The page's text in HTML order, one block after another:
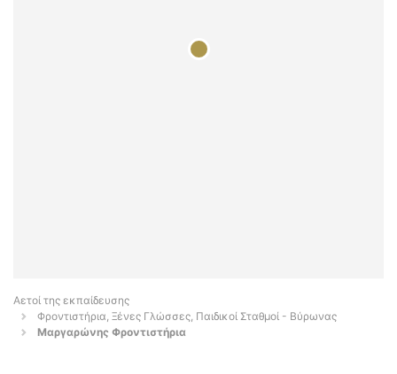
Αετοί της εκπαίδευσης
Φροντιστήρια, Ξένες Γλώσσες, Παιδικοί Σταθμοί - Βύρωνας
Μαργαρώνης Φροντιστήρια